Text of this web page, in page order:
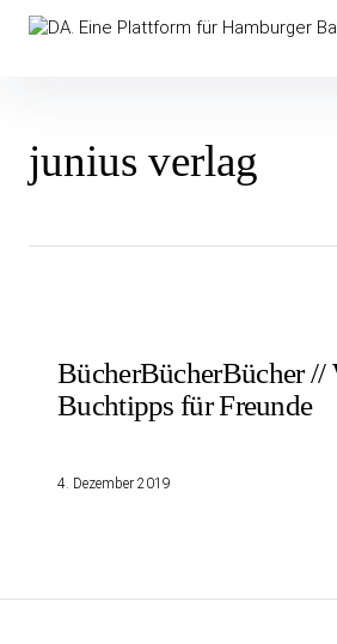
Inhalte
überspringenDA. Eine Plattform
junius verlag
BücherBücherBücher //
Buchtipps für Freunde
4. Dezember 2019